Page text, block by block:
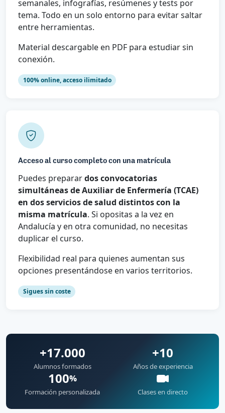
semanales, infografías, resúmenes y tests por
tema. Todo en un solo entorno para evitar saltar
entre herramientas.
Material descargable en PDF para estudiar sin
conexión.
100% online, acceso ilimitado
Acceso al curso completo con una matrícula
Puedes preparardos convocatorias
simultáneas de Auxiliar de Enfermería (TCAE)
en dos servicios de salud distintos con la
misma matrícula. Si opositas a la vez en
Andalucía y en otra comunidad, no necesitas
duplicar el curso.
Flexibilidad real para quienes aumentan sus
opciones presentándose en varios territorios.
Sigues sin coste
+17.000
Alumnos formados
+10
Años de experiencia
100%
Formación personalizada Clases en directo